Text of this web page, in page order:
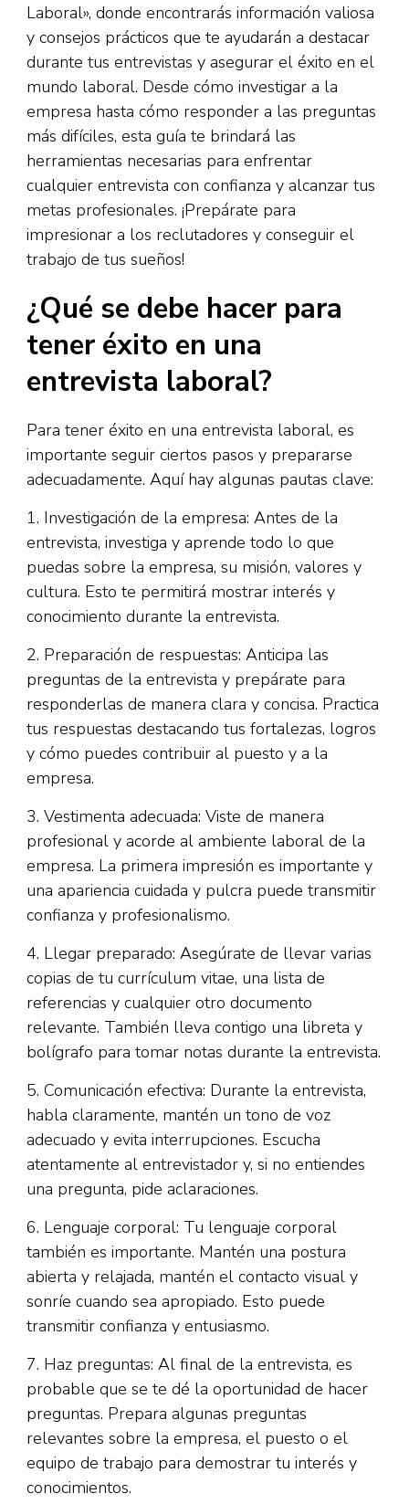
Laboral», donde encontrarás información valiosa
y consejos prácticos que te ayudarán a destacar
durante tus entrevistas y asegurar el éxito en el
mundo laboral. Desde cómo investigar a la
empresa hasta cómo responder a las preguntas
más difíciles, esta guía te brindará las
herramientas necesarias para enfrentar
cualquier entrevista con confianza y alcanzar tus
metas profesionales. ¡Prepárate para
impresionar a los reclutadores y conseguir el
trabajo de tus sueños!
¿Qué se debe hacer para
tener éxito en una
entrevista laboral?
Para tener éxito en una entrevista laboral, es
importante seguir ciertos pasos y prepararse
adecuadamente. Aquí hay algunas pautas clave:
1. Investigación de la empresa: Antes de la
entrevista, investiga y aprende todo lo que
puedas sobre la empresa, su misión, valores y
cultura. Esto te permitirá mostrar interés y
conocimiento durante la entrevista.
2. Preparación de respuestas: Anticipa las
preguntas de la entrevista y prepárate para
responderlas de manera clara y concisa. Practica
tus respuestas destacando tus fortalezas, logros
y cómo puedes contribuir al puesto y a la
empresa.
3. Vestimenta adecuada: Viste de manera
profesional y acorde al ambiente laboral de la
empresa. La primera impresión es importante y
una apariencia cuidada y pulcra puede transmitir
confianza y profesionalismo.
4. Llegar preparado: Asegúrate de llevar varias
copias de tu currículum vitae, una lista de
referencias y cualquier otro documento
relevante. También lleva contigo una libreta y
bolígrafo para tomar notas durante la entrevista.
5. Comunicación efectiva: Durante la entrevista,
habla claramente, mantén un tono de voz
adecuado y evita interrupciones. Escucha
atentamente al entrevistador y, si no entiendes
una pregunta, pide aclaraciones.
6. Lenguaje corporal: Tu lenguaje corporal
también es importante. Mantén una postura
abierta y relajada, mantén el contacto visual y
sonríe cuando sea apropiado. Esto puede
transmitir confianza y entusiasmo.
7. Haz preguntas: Al final de la entrevista, es
probable que se te dé la oportunidad de hacer
preguntas. Prepara algunas preguntas
relevantes sobre la empresa, el puesto o el
equipo de trabajo para demostrar tu interés y
conocimientos.